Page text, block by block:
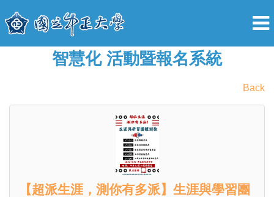
智慧化 活動暨報名系統
Back
【超派生涯，測你有多派】生涯與學習團